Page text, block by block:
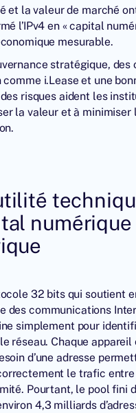
et la valeur de marché
l’IPv4 en « capital
mesurable.
stratégique, des
i.Lease et une
risques aident les
la valeur et à minimiser
numérique
32 bits qui soutient
des communications
simplement pour
réseau. Chaque appareil
d’une adresse
le trafic
Pourtant, le pool fini
4,3 milliards